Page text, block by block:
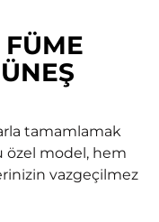
tamamlamak
özel model, hem
vazgeçilmez